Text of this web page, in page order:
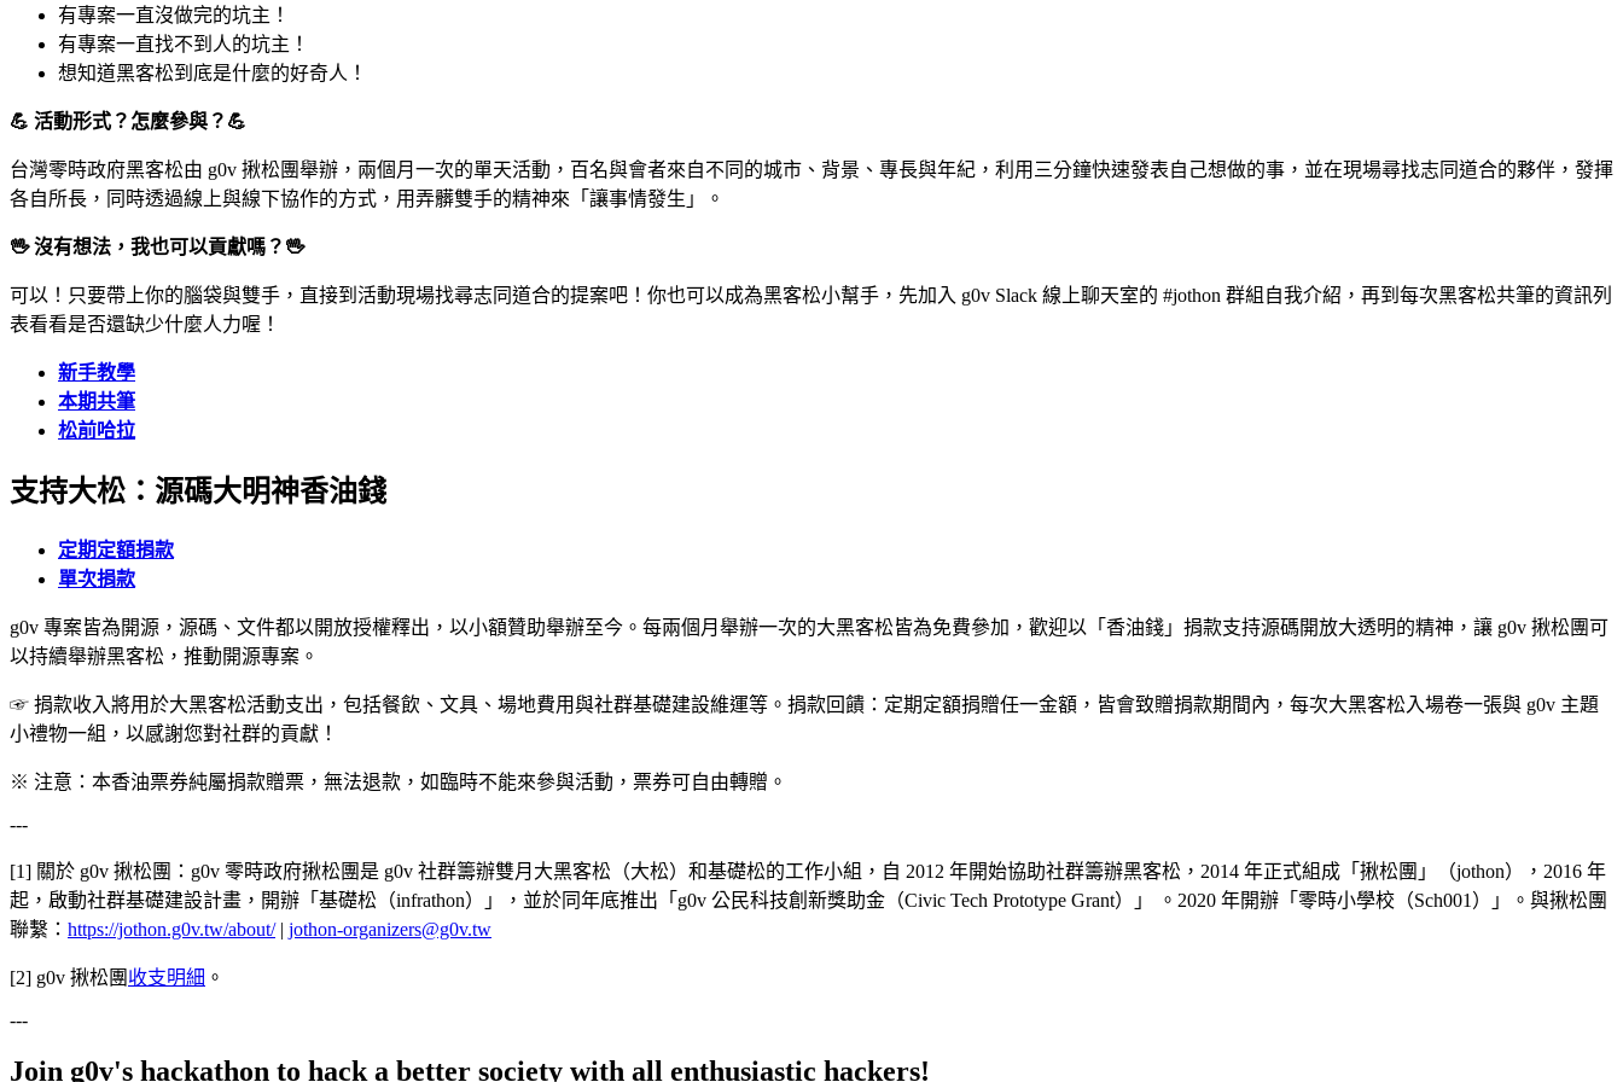
有專案一直沒做完的坑主！
有專案一直找不到人的坑主！
想知道黑客松到底是什麼的好奇人！
💪 活動形式？怎麼參與？ 💪
台灣零時政府黑客松由 g0v 揪松團舉辦，兩個月一次的單天活動，百名與會者來自不同的城市、背景、專長與年紀，利用三分鐘快速發表自己想做的事，並在現場尋找志同道合的夥伴，發揮
各自所長，同時透過線上與線下協作的方式，用弄髒雙手的精神來「讓事情發生」。
🖖沒有想法，我也可以貢獻嗎？ 🖖
可以！只要帶上你的腦袋與雙手，直接到活動現場找尋志同道合的提案吧！你也可以成為黑客松小幫手，先加入 g0v Slack 線上聊天室的 #jothon 群組自我介紹，再到每次黑客松共筆的資訊列
表看看是否還缺少什麼人力喔！
新手教學
本期共筆
松前哈拉
支持大松：源碼大明神香油錢
定期定額捐款
單次捐款
g0v 專案皆為開源，源碼、文件都以開放授權釋出，以小額贊助舉辦至今。每兩個月舉辦一次的大黑客松皆為免費參加，歡迎以「香油錢」捐款支持源碼開放大透明的精神，讓 g0v 揪松團可
以持續舉辦黑客松，推動開源專案。
☞ 捐款收入將用於大黑客松活動支出，包括餐飲、文具、場地費用與社群基礎建設維運等。捐款回饋：定期定額捐贈任一金額，皆會致贈捐款期間內，每次大黑客松入場卷一張與 g0v 主題
小禮物一組，以感謝您對社群的貢獻！
※ 注意：本香油票券純屬捐款贈票，無法退款，如臨時不能來參與活動，票券可自由轉贈。
---
[1] 關於 g0v 揪松團：g0v 零時政府揪松團是 g0v 社群籌辦雙月大黑客松（大松）和基礎松的工作小組，自 2012 年開始協助社群籌辦黑客松，2014 年正式組成「揪松團」（jothon），2016 年
起，啟動社群基礎建設計畫，開辦「基礎松（infrathon）」，並於同年底推出「g0v 公民科技創新獎助金（Civic Tech Prototype Grant）」 。2020 年開辦「零時小學校（Sch001）」。與揪松團
聯繫： https://jothon.g0v.tw/about/| jothon-organizers@g0v.tw
[2] g0v 揪松團 收支明細 。
---
Join g0v's hackathon to hack a better society with all enthusiastic hackers!